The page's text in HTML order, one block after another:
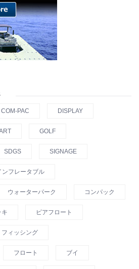
COM-PAC DISPLAY
GOLF
SDGS SIGNAGE
ンフレータブル
ウォーターパーク コンパック
キ ピアフロート
フィッシング
フロート ブイ